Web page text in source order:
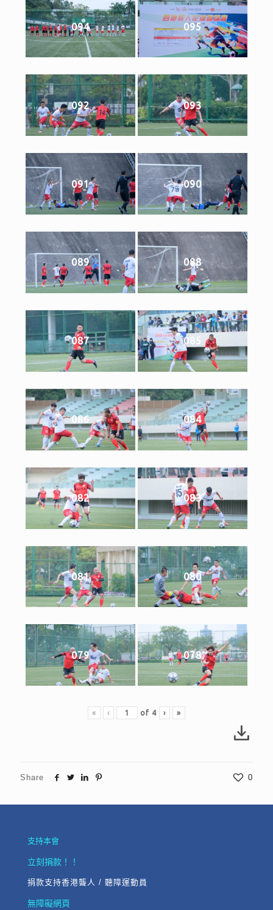
094 095
092 093
091 090
089 088
087 085
086 084
082 083
081 080
079 078
« ‹ of 4 › »
Share 0
支持本會
立刻捐款！！
捐款支持香港聾人 / 聽障運動員
無障礙網頁